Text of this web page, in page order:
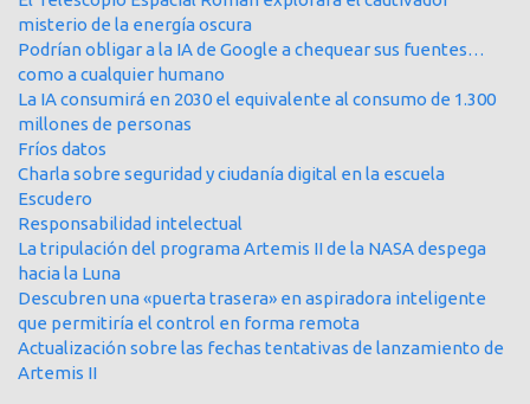
misterio de la energía oscura
Podrían obligar a la IA de Google a chequear sus fuentes…
como a cualquier humano
La IA consumirá en 2030 el equivalente al consumo de 1.300
millones de personas
Fríos datos
Charla sobre seguridad y ciudanía digital en la escuela
Escudero
Responsabilidad intelectual
La tripulación del programa Artemis II de la NASA despega
hacia la Luna
Descubren una «puerta trasera» en aspiradora inteligente
que permitiría el control en forma remota
Actualización sobre las fechas tentativas de lanzamiento de
Artemis II